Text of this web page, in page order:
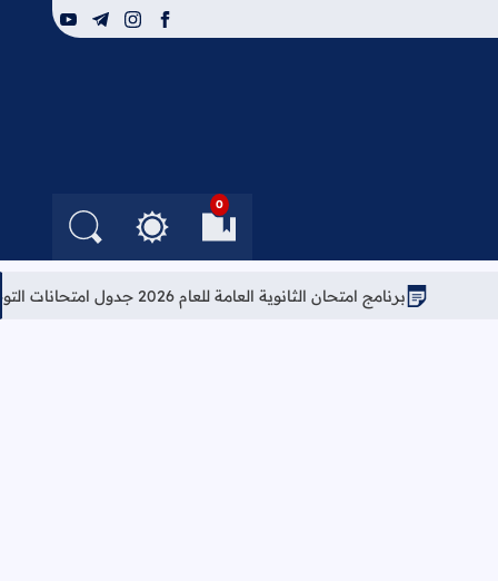
facebook
instagram
telegram
youtube
0
العلامات المرجعيةالتغيير بين الوضع
البحث في
برنامج امتحان الثانوية العامة للعام 2026 جدول امتحانات التوجيهي 2026